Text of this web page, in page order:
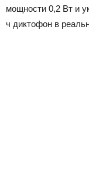
мощности 0,2 Вт и
ч диктофон в